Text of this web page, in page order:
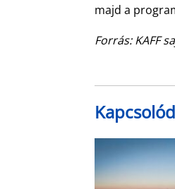
majd a
Forrás: KAFF